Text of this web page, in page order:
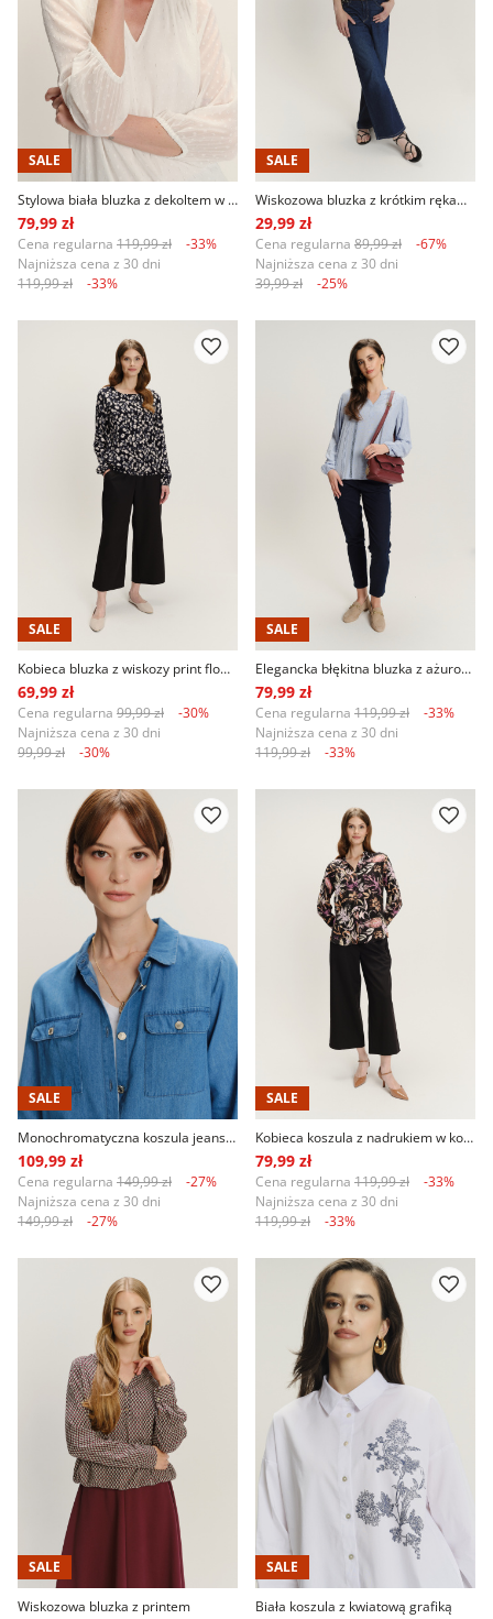
SALE
Stylowa biała bluzka z dekoltem w V i półtransparentnymi rękawami
79,99 zł
Cena regularna 119,99 zł
-33%
Najniższa cena z 30 dni
119,99 zł
-33%
SALE
Wiskozowa bluzka z krótkim rękawem
29,99 zł
Cena regularna 89,99 zł
-67%
Najniższa cena z 30 dni
39,99 zł
-25%
SALE
Kobieca bluzka z wiskozy print flowers
69,99 zł
Cena regularna 99,99 zł
-30%
Najniższa cena z 30 dni
99,99 zł
-30%
SALE
Elegancka błękitna bluzka z ażurową aplikacją
79,99 zł
Cena regularna 119,99 zł
-33%
Najniższa cena z 30 dni
119,99 zł
-33%
SALE
Monochromatyczna koszula jeansowa
109,99 zł
Cena regularna 149,99 zł
-27%
Najniższa cena z 30 dni
149,99 zł
-27%
SALE
Kobieca koszula z nadrukiem w kolorowe kwiaty
79,99 zł
Cena regularna 119,99 zł
-33%
Najniższa cena z 30 dni
119,99 zł
-33%
SALE
Wiskozowa bluzka z printem
SALE
Biała koszula z kwiatową grafiką